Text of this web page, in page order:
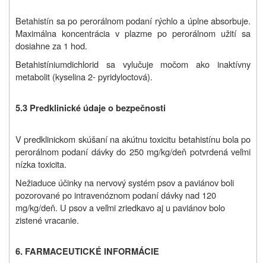
Betahistín sa po perorálnom podaní rýchlo a úplne absorbuje.
Maximálna koncentrácia v plazme po perorálnom užití sa
dosiahne za 1 hod.
Betahistíniumdichlorid sa vylučuje močom ako inaktívny
metabolit (kyselina 2- pyridyloctová).
5.3 Predklinické údaje o bezpečnosti
V predklinickom skúšaní na akútnu toxicitu betahistínu bola po
perorálnom podaní dávky do 250 mg/kg/deň potvrdená veľmi
nízka toxicita.
Nežiaduce účinky na nervový systém psov a paviánov boli
pozorované po intravenóznom podaní dávky nad 120
mg/kg/deň. U psov a veľmi zriedkavo aj u paviánov bolo
zistené vracanie.
6. FARMACEUTICKÉ INFORMÁCIE